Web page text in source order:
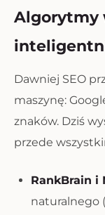
Algorytmy
Dawniej SEO
maszynę:
znaków. Dziś
przede
RankBrain i
naturalnego